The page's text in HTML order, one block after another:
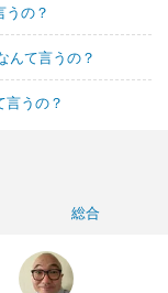
の？
んて言うの？
うの？
総合